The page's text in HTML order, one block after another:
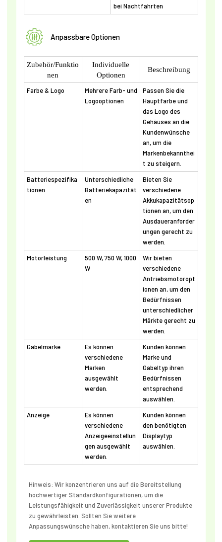
bei Nachtfahrten
Anpassbare Optionen
Zubehör/Funktio
nen
Individuelle
Optionen
Beschreibung
Farbe & Logo
Mehrere Farb- und
Logooptionen
Passen Sie die
Hauptfarbe und
das Logo des
Gehäuses an die
Kundenwünsche
an, um die
Markenbekannthei
t zu steigern.
Batteriespezifika
tionen
Unterschiedliche
Batteriekapazität
en
Bieten Sie
verschiedene
Akkukapazitätsop
tionen an, um den
Ausdaueranforder
ungen gerecht zu
werden.
Motorleistung
500 W, 750 W, 1000
W
Wir bieten
verschiedene
Antriebsmotoropt
ionen an, um den
Bedürfnissen
unterschiedlicher
Märkte gerecht zu
werden.
Gabelmarke
Es können
verschiedene
Marken
ausgewählt
werden.
Kunden können
Marke und
Gabeltyp ihren
Bedürfnissen
entsprechend
auswählen.
Anzeige
Es können
verschiedene
Anzeigeeinstellun
gen ausgewählt
werden.
Kunden können
den benötigten
Displaytyp
auswählen.
Hinweis: Wir konzentrieren uns auf die Bereitstellung
hochwertiger Standardkonfigurationen, um die
Leistungsfähigkeit und Zuverlässigkeit unserer Produkte
zu gewährleisten. Sollten Sie weitere
Anpassungswünsche haben, kontaktieren Sie uns bitte!